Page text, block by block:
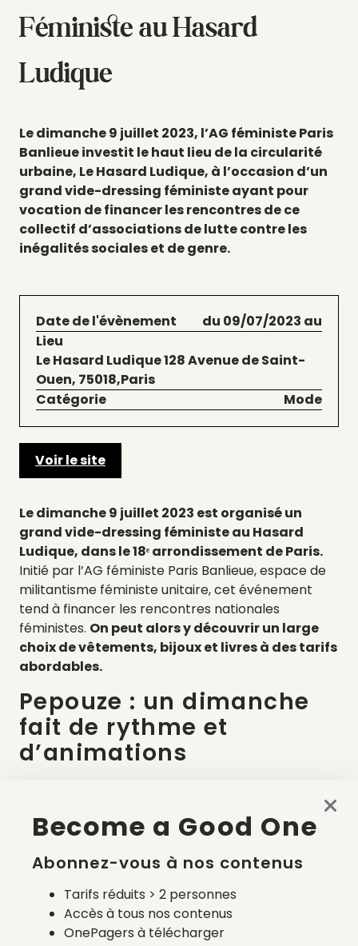
Féministe au Hasard
Ludique
Le dimanche 9 juillet 2023, l’AG féministe Paris
Banlieue investit le haut lieu de la circularité
urbaine, Le Hasard Ludique, à l’occasion d’un
grand vide-dressing féministe ayant pour
vocation de financer les rencontres de ce
collectif d’associations de lutte contre les
inégalités sociales et de genre.
Date de l'évènement
du 09/07/2023 au
Lieu
Le Hasard Ludique 128 Avenue de Saint-
Ouen, 75018,Paris
Catégorie
Mode
Voir le site
Le dimanche 9 juillet 2023 est organisé un
grand vide-dressing féministe au Hasard
Ludique, dans le 18ᵉ arrondissement de Paris.
Initié par l’AG féministe Paris Banlieue, espace de
militantisme féministe unitaire, cet événement
tend à financer les rencontres nationales
féministes. On peut alors y découvrir un large
choix de vêtements, bijoux et livres à des tarifs
abordables.
Pepouze : un dimanche
fait de rythme et
d’animations
programmation de DJ sets chill et funky
piercing, un bingo drag, des animations. Nos
estomacs ne seront pas en reste, avec comme à
son habitude La Cantine de Léon, avec sa carte
bistronomique et de nombreuses options
végétariennes.
Become a Good One
Abonnez-vous à nos contenus
Tarifs réduits > 2 personnes
Accès à tous nos contenus
OnePagers à télécharger